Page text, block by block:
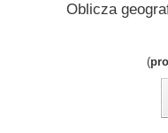
Oblicza
(